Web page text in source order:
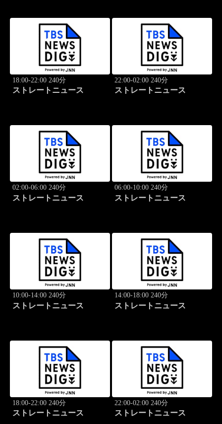
18:00-22:00 240分
ストレートニュース
22:00-02:00 240分
ストレートニュース
02:00-06:00 240分
ストレートニュース
06:00-10:00 240分
ストレートニュース
10:00-14:00 240分
ストレートニュース
14:00-18:00 240分
ストレートニュース
18:00-22:00 240分
ストレートニュース
22:00-02:00 240分
ストレートニュース